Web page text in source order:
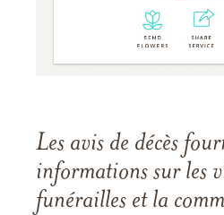
Les avis de décès
informations sur les
funérailles et la